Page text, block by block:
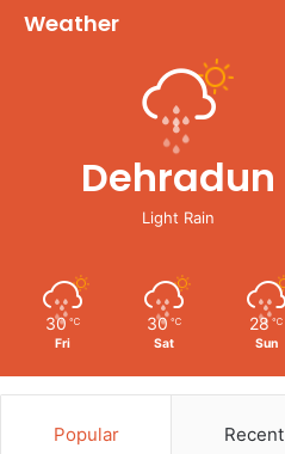
Weather
Dehradun
Light Rain
30 ℃
Fri
30 ℃
Sat
28 ℃
Sun
Popular Recent